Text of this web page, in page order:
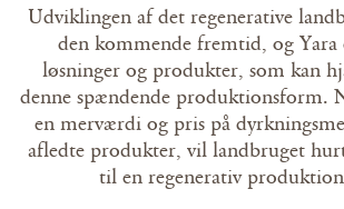
Udviklingen af det regenerative
den kommende fremtid, og
løsninger og produkter, som kan
denne spændende produktionsform.
en merværdi og pris på
afledte produkter, vil landbruget
til en regenerativ